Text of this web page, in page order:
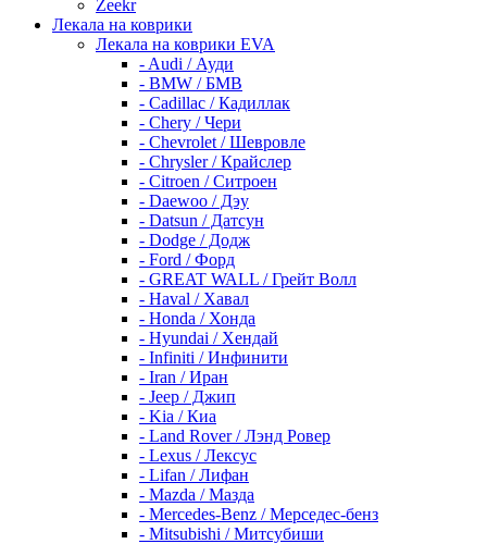
Zeekr
Лекала на коврики
Лекала на коврики EVA
- Audi / Ауди
- BMW / БМВ
- Cadillac / Кадиллак
- Chery / Чери
- Chevrolet / Шевровле
- Chrysler / Крайслер
- Citroen / Ситроен
- Daewoo / Дэу
- Datsun / Датсун
- Dodge / Додж
- Ford / Форд
- GREAT WALL / Грейт Волл
- Haval / Хавал
- Honda / Хонда
- Hyundai / Хендай
- Infiniti / Инфинити
- Iran / Иран
- Jeep / Джип
- Kia / Киа
- Land Rover / Лэнд Ровер
- Lexus / Лексус
- Lifan / Лифан
- Mazda / Мазда
- Mercedes-Benz / Мерседес-бенз
- Mitsubishi / Митсубиши